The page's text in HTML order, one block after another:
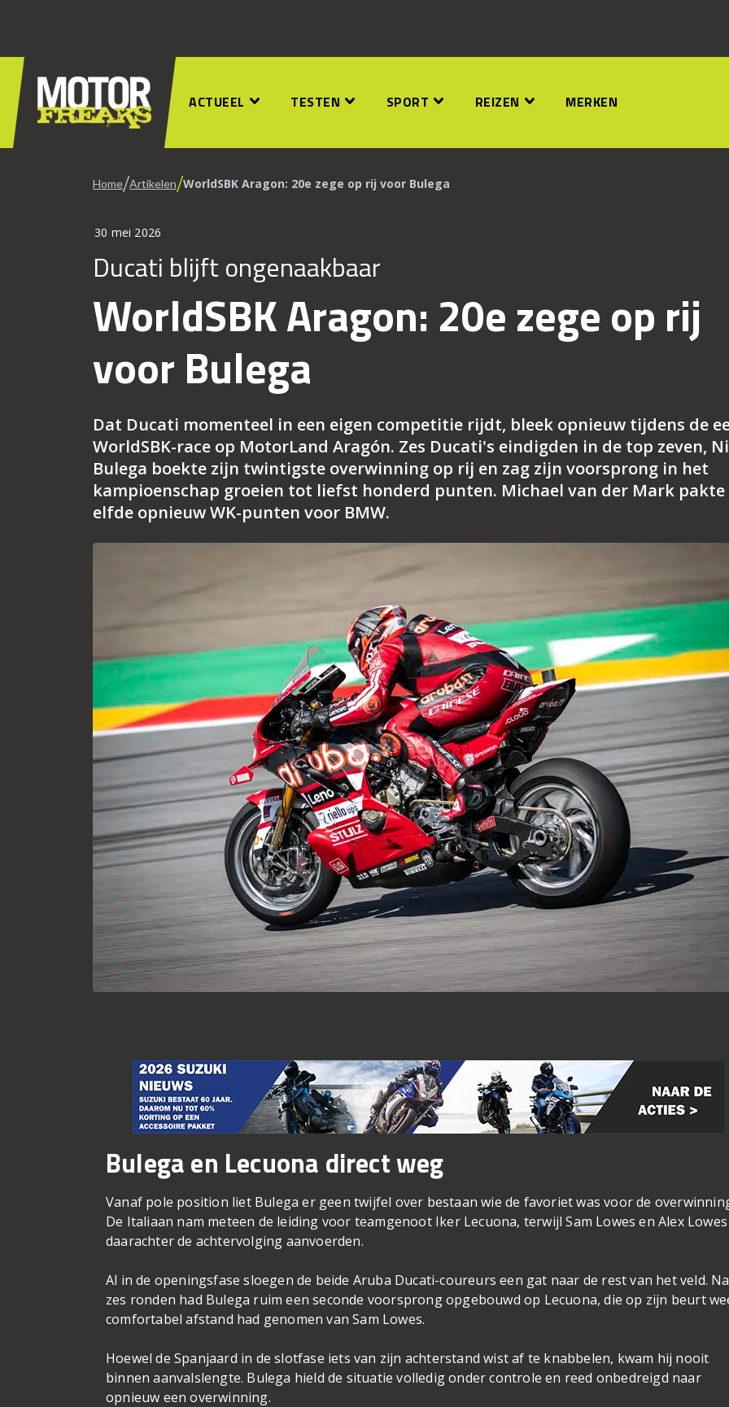
ACTUEEL TESTEN SPORT REIZEN MERKEN
Home/Artikelen/WorldSBK Aragon: 20e zege op rij voor Bulega
30 mei 2026
Ducati blijft ongenaakbaar
WorldSBK Aragon: 20e zege op rij
voor Bulega
Dat Ducati momenteel in een eigen competitie rijdt, bleek opnieuw tijdens de
WorldSBK-race op MotorLand Aragón. Zes Ducati's eindigden in de top zeven,
Bulega boekte zijn twintigste overwinning op rij en zag zijn voorsprong in het
kampioenschap groeien tot liefst honderd punten. Michael van der Mark pakte
elfde opnieuw WK-punten voor BMW.
Bulega en Lecuona direct weg
Vanaf pole position liet Bulega er geen twijfel over bestaan wie de favoriet was voor de
De Italiaan nam meteen de leiding voor teamgenoot Iker Lecuona, terwijl Sam Lowes en Alex Lowes
daarachter de achtervolging aanvoerden.
Al in de openingsfase sloegen de beide Aruba Ducati-coureurs een gat naar de rest van het veld. Na
zes ronden had Bulega ruim een seconde voorsprong opgebouwd op Lecuona, die op zijn beurt
comfortabel afstand had genomen van Sam Lowes.
Hoewel de Spanjaard in de slotfase iets van zijn achterstand wist af te knabbelen, kwam hij nooit
binnen aanvalslengte. Bulega hield de situatie volledig onder controle en reed onbedreigd naar
opnieuw een overwinning.